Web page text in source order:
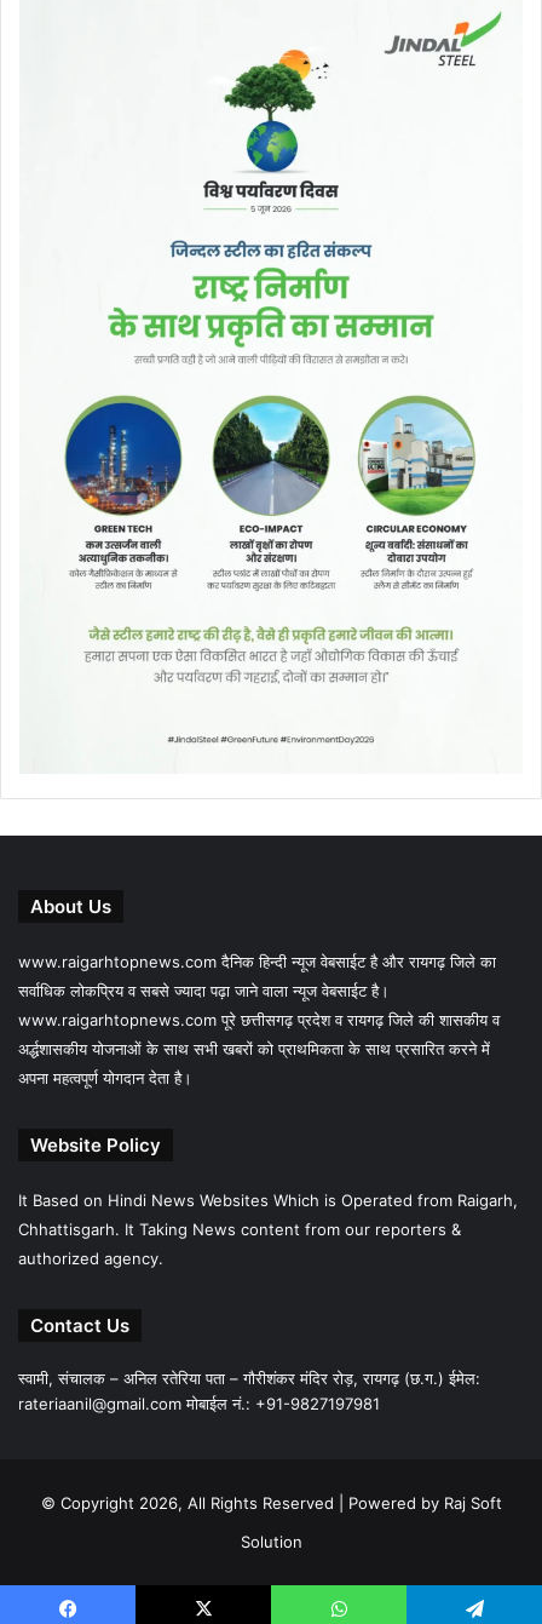
About Us
www.raigarhtopnews.com दैनिक हिन्दी न्यूज वेबसाईट है और रायगढ़ जिले का
सर्वाधिक लोकप्रिय व सबसे ज्यादा पढ़ा जाने वाला न्यूज वेबसाईट है।
www.raigarhtopnews.com पूरे छत्तीसगढ़ प्रदेश व रायगढ़ जिले की शासकीय व
अर्द्धशासकीय योजनाओं के साथ सभी खबरों को प्राथमिकता के साथ प्रसारित करने में
अपना महत्वपूर्ण योगदान देता है।
Website Policy
It Based on Hindi News Websites Which is Operated from Raigarh,
Chhattisgarh. It Taking News content from our reporters &
authorized agency.
Contact Us
स्वामी, संचालक – अनिल रतेरिया पता – गौरीशंकर मंदिर रोड़, रायगढ़ (छ.ग.) ईमेल:
rateriaanil@gmail.comमोबाईल नं.: +91-9827197981
© Copyright 2026, All Rights Reserved | Powered by Raj Soft
Solution